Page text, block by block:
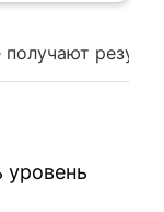
получают
уровень